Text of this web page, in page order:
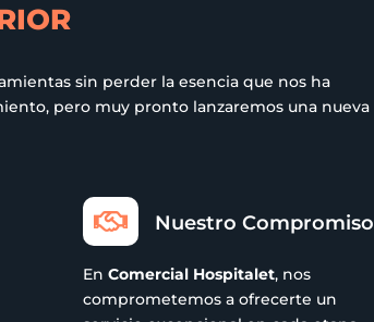
sin perder la esencia que nos ha
pero muy pronto lanzaremos una nueva
 Nuestro Compromiso
En Comercial Hospitalet, nos
comprometemos a ofrecerte un